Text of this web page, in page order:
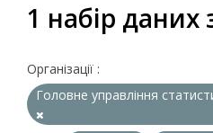
1 набір даних
Організації :
Головне управління